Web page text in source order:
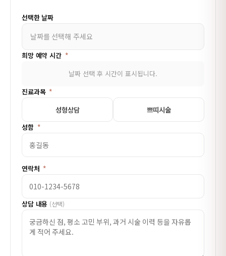
선택한 날짜
날짜를 선택해 주세요
희망 예약 시간 *
날짜 선택 후 시간이 표시됩니다.
진료과목 *
성형상담 쁘띠시술
성함 *
연락처 *
상담 내용 (선택)